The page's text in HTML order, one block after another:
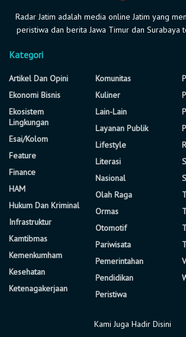
Radar Jatim adalah media online Jatim yang
peristiwa dan berita Jawa Timur dan Surabaya
Kategori
Artikel Dan Opini
Ekonomi Bisnis
Ekosistem
Lingkungan
Esai/Kolom
Feature
Finance
HAM
Hukum Dan Kriminal
Infrastruktur
Kamtibmas
Kemenkumham
Kesehatan
Ketenagakerjaan
Komunitas
Kuliner
Lain-Lain
Layanan Publik
Lifestyle
Literasi
Nasional
Olah Raga
Ormas
Otomotif
Pariwisata
Pemerintahan
Pendidikan
Peristiwa
Kami Juga Hadir Disini